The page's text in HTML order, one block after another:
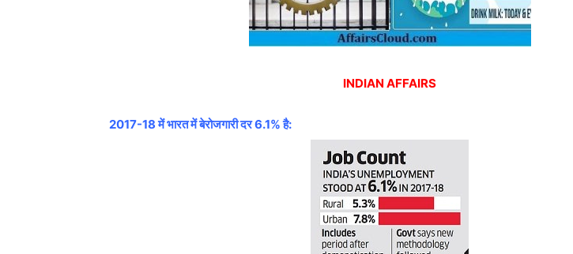
INDIAN AFFAIRS
2017-18 में भारत में बेरोजगारी दर 6.1% है: